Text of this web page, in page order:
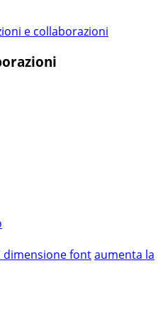
e collaborazioni
dimensione fontaumenta la